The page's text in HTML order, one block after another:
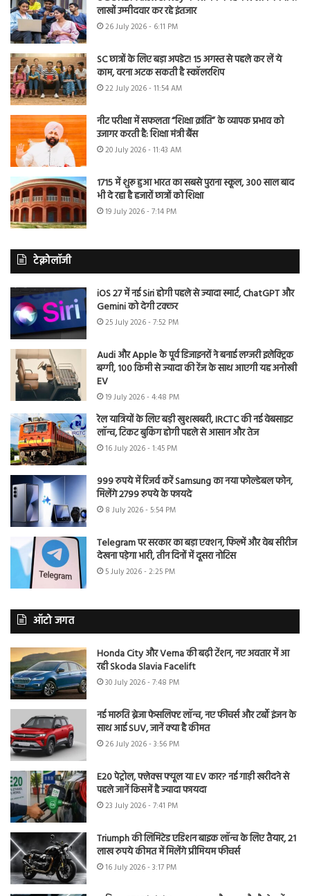
लाखों उम्मीदवार कर रहे इंतजार
26 July 2026 - 6:11 PM
SC छात्रों के लिए बड़ा अपडेट! 15 अगस्त से पहले कर लें ये
काम, वरना अटक सकती है स्कॉलरशिप
22 July 2026 - 11:54 AM
नीट परीक्षा में सफलता “शिक्षा क्रांति” के व्यापक प्रभाव को
उजागर करती है: शिक्षा मंत्री बैंस
20 July 2026 - 11:43 AM
1715 में शुरू हुआ भारत का सबसे पुराना स्कूल, 300 साल बाद
भी दे रहा है हजारों छात्रों को शिक्षा
19 July 2026 - 7:14 PM
टेक्नोलॉजी
iOS 27 में नई Siri होगी पहले से ज्यादा स्मार्ट, ChatGPT और
Gemini को देगी टक्कर
25 July 2026 - 7:52 PM
Audi और Apple के पूर्व डिजाइनरों ने बनाई लग्जरी इलेक्ट्रिक
बग्गी, 100 किमी से ज्यादा की रेंज के साथ आएगी यह अनोखी
EV
19 July 2026 - 4:48 PM
रेल यात्रियों के लिए बड़ी खुशखबरी, IRCTC की नई वेबसाइट
लॉन्च, टिकट बुकिंग होगी पहले से आसान और तेज
16 July 2026 - 1:45 PM
999 रुपये में रिजर्व करें Samsung का नया फोल्डेबल फोन,
मिलेंगे 2799 रुपये के फायदे
8 July 2026 - 5:54 PM
Telegram पर सरकार का बड़ा एक्शन, फिल्में और वेब सीरीज
देखना पड़ेगा भारी, तीन दिनों में दूसरा नोटिस
5 July 2026 - 2:25 PM
ऑटो जगत
Honda City और Verna की बढ़ी टेंशन, नए अवतार में आ
रही Skoda Slavia Facelift
30 July 2026 - 7:48 PM
नई मारुति ब्रेजा फेसलिफ्ट लॉन्च, नए फीचर्स और टर्बो इंजन के
साथ आई SUV, जानें क्या है कीमत
26 July 2026 - 3:56 PM
E20 पेट्रोल, फ्लेक्स फ्यूल या EV कार? नई गाड़ी खरीदने से
पहले जानें किसमें है ज्यादा फायदा
23 July 2026 - 7:41 PM
Triumph की लिमिटेड एडिशन बाइक लॉन्च के लिए तैयार, 21
लाख रुपये कीमत में मिलेंगे प्रीमियम फीचर्स
16 July 2026 - 3:17 PM